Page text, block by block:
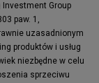
Group
paw. 1,
uzasadnionym
produktów i usług
niezbędne w celu
sprzeciwu